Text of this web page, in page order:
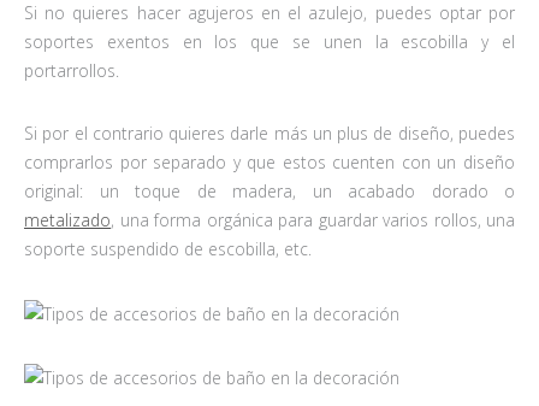
Si no quieres hacer agujeros en el azulejo, puedes optar por
soportes exentos en los que se unen la escobilla y el
portarrollos.
Si por el contrario quieres darle más un plus de diseño, puedes
comprarlos por separado y que estos cuenten con un diseño
original: un toque de madera, un acabado dorado o
metalizado, una forma orgánica para guardar varios rollos, una
soporte suspendido de escobilla, etc.